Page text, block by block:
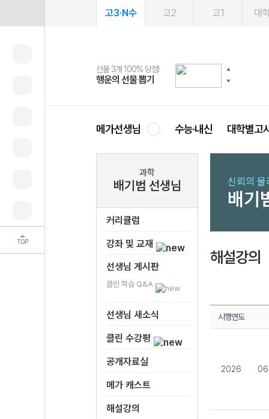
TOP
고3·N수 고2 고1 대
선물 3개 100% 당첨!
행운의 선물 뽑기
선물 100% 증정!
메가스터디 X 올리브
여름방학 스터디 캐시백
메가런 썸머스쿨
2027 러셀 단과
강사 공개선발
스마트러닝앱
설문 EVENT
메가패스
3일 무료 체험권
메가패스 수강생 무료혜택!
메가클럽 멤버십
사회공헌 캠페인
희망이룸 메가나눔
메가선생님 수능·내신 대학별고
과학
배기범 선생님
커리큘럼
강좌 및 교재
선생님 게시판
클린 학습 Q&A
선생님 새소식
클린 수강평
공개자료실
메가 캐스트
해설강의
신뢰의 물
배기
해설강의
시행연도
2026